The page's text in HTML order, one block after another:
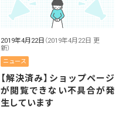
2019年4月22日 （2019年4月22日 更
新）
ニュース
【解決済み】ショップページ
が閲覧できない不具合が発
生しています